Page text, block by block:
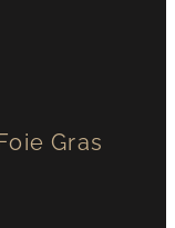
Gras